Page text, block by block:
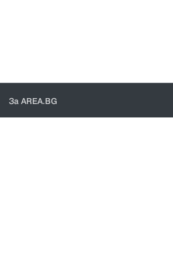
За AREA.BG